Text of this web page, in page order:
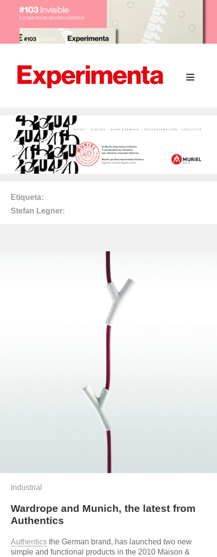
Etiqueta
Stefan Legner
Industrial
Wardrope and Munich, the latest from
Authentics
Authentics the German brand, has launched two new
simple and functional products in the 2010 Maison &